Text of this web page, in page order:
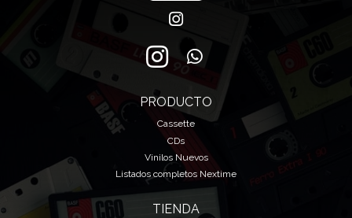
PRODUCTO
Cassette
CDs
Vinilos Nuevos
Listados completos Nextime
TIENDA